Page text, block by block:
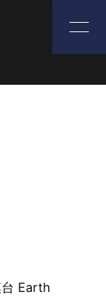
台 Earth